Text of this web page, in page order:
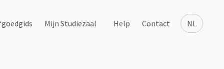
NL
Mijn Studiezaal Help Contact